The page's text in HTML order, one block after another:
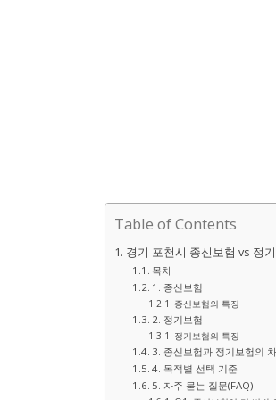
Table of Contents
경기 포천시 종신보험 vs 정
목차
1. 종신보험
종신보험의 특징
2. 정기보험
정기보험의 특징
3. 종신보험과 정기보험의
4. 목적별 선택 기준
5. 자주 묻는 질문(FAQ)